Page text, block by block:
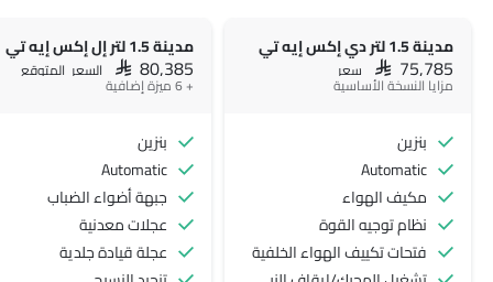
مدينة 1.5 لتر دي إكس إيه تي
SAR 75,785 سعر
مزايا النسخة الأساسية
بنزين
Automatic
مكيف الهواء
نظام توجيه القوة
فتحات تكييف الهواء الخلفية
مدينة 1.5 لتر إل إكس إيه تي
SAR 80,385 السعر المتوقع
+ 6 ميزة إضافية
بنزين
Automatic
جبهة أضواء الضباب
عجلات معدنية
عجلة قيادة جلدية